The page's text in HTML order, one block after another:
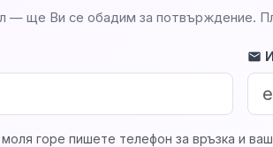
— ще Ви се обадим за потвърждение.
mail
горе пишете телефон за връзка и